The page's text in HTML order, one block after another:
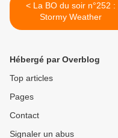
< La BO du soir n°252 :
Stormy Weather
Hébergé par Overblog
Top articles
Pages
Contact
Signaler un abus